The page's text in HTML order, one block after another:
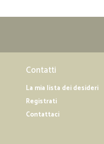
Contatti
La mia lista dei desideri
Registrati
Contattaci